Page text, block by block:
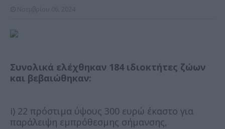
Συνολικά ελέχθηκαν 184 ιδιοκτήτες ζώων
και βεβαιώθηκαν:
i) 22 πρόστιμα ύψους 300 ευρώ έκαστο για
παράλειψη εμπρόθεσμης σήμανσης,